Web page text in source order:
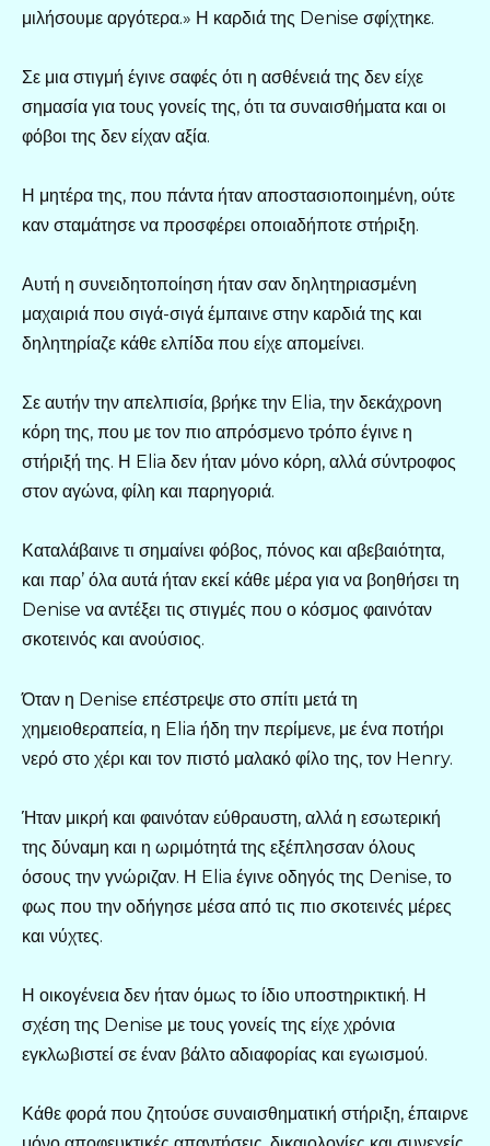
μιλήσουμε αργότερα.» Η καρδιά της Denise σφίχτηκε.
Σε μια στιγμή έγινε σαφές ότι η ασθένειά της δεν είχε
σημασία για τους γονείς της, ότι τα συναισθήματα και οι
φόβοι της δεν είχαν αξία.
Η μητέρα της, που πάντα ήταν αποστασιοποιημένη, ούτε
καν σταμάτησε να προσφέρει οποιαδήποτε στήριξη.
Αυτή η συνειδητοποίηση ήταν σαν δηλητηριασμένη
μαχαιριά που σιγά-σιγά έμπαινε στην καρδιά της και
δηλητηρίαζε κάθε ελπίδα που είχε απομείνει.
Σε αυτήν την απελπισία, βρήκε την Elia, την δεκάχρονη
κόρη της, που με τον πιο απρόσμενο τρόπο έγινε η
στήριξή της. Η Elia δεν ήταν μόνο κόρη, αλλά σύντροφος
στον αγώνα, φίλη και παρηγοριά.
Καταλάβαινε τι σημαίνει φόβος, πόνος και αβεβαιότητα,
και παρ’ όλα αυτά ήταν εκεί κάθε μέρα για να βοηθήσει τη
Denise να αντέξει τις στιγμές που ο κόσμος φαινόταν
σκοτεινός και ανούσιος.
Όταν η Denise επέστρεψε στο σπίτι μετά τη
χημειοθεραπεία, η Elia ήδη την περίμενε, με ένα ποτήρι
νερό στο χέρι και τον πιστό μαλακό φίλο της, τον Henry.
Ήταν μικρή και φαινόταν εύθραυστη, αλλά η εσωτερική
της δύναμη και η ωριμότητά της εξέπλησσαν όλους
όσους την γνώριζαν. Η Elia έγινε οδηγός της Denise, το
φως που την οδήγησε μέσα από τις πιο σκοτεινές μέρες
και νύχτες.
Η οικογένεια δεν ήταν όμως το ίδιο υποστηρικτική. Η
σχέση της Denise με τους γονείς της είχε χρόνια
εγκλωβιστεί σε έναν βάλτο αδιαφορίας και εγωισμού.
Κάθε φορά που ζητούσε συναισθηματική στήριξη, έπαιρνε